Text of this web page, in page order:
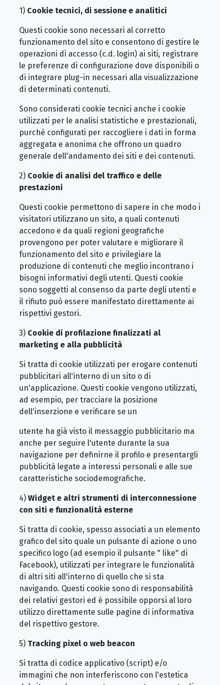
1) Cookie tecnici, di sessione e analitici
Questi cookie sono necessari al corretto
funzionamento del sito e consentono di gestire le
operazioni di accesso (c.d. login) ai siti, registrare
le preferenze di configurazione dove disponibili o
di integrare plug-in necessari alla visualizzazione
di determinati contenuti.
Sono considerati cookie tecnici anche i cookie
utilizzati per le analisi statistiche e prestazionali,
purché configurati per raccogliere i dati in forma
aggregata e anonima che offrono un quadro
generale dell'andamento dei siti e dei contenuti.
2) Cookie di analisi del traffico e delle
prestazioni
Questi cookie permettono di sapere in che modo i
visitatori utilizzano un sito, a quali contenuti
accedono e da quali regioni geografiche
provengono per poter valutare e migliorare il
funzionamento del sito e privilegiare la
produzione di contenuti che meglio incontrano i
bisogni informativi degli utenti. Questi cookie
sono soggetti al consenso da parte degli utenti e
il rifiuto può essere manifestato direttamente ai
rispettivi gestori.
3) Cookie di profilazione finalizzati al
marketing e alla pubblicità
Si tratta di cookie utilizzati per erogare contenuti
pubblicitari all'interno di un sito o di
un'applicazione. Questi cookie vengono utilizzati,
ad esempio, per tracciare la posizione
dell'inserzione e verificare se un
utente ha già visto il messaggio pubblicitario ma
anche per seguire l'utente durante la sua
navigazione per definirne il profilo e presentargli
pubblicità legate a interessi personali e alle sue
caratteristiche sociodemografiche.
4) Widget e altri strumenti di interconnessione
con siti e funzionalità esterne
Si tratta di cookie, spesso associati a un elemento
grafico del sito quale un pulsante di azione o uno
specifico logo (ad esempio il pulsante " like" di
Facebook), utilizzati per integrare le funzionalità
di altri siti all'interno di quello che si sta
navigando. Questi cookie sono di responsabilità
dei relativi gestori ed è possibile opporsi al loro
utilizzo direttamente sulle pagine di informativa
del rispettivo gestore.
5) Tracking pixel o web beacon
Si tratta di codice applicativo (script) e/o
immagini che non interferiscono con l'estetica